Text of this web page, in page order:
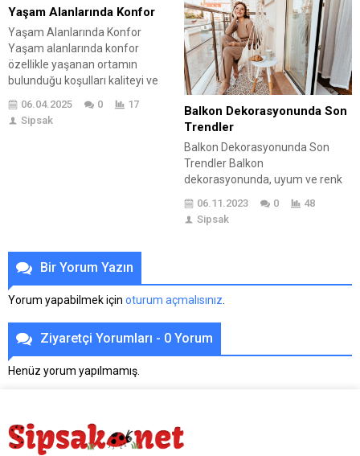
daha huzurlu mutlu olmasını ve
daha...
aydınlık zeminlerde daha soft
renkler tercih edilmelidir.
Karaman ve mat renklerde ise iç
açıcı aydınlık ve canlı renkelr
tercih edilerek ortam daha...
Yaşam Alanlarında Konfor
Yaşam Alanlarında Konfor
Yaşam alanlarında konfor
özellikle yaşanan ortamın
bulunduğu koşulları kaliteyi ve
zamanda da hijyeni ön plana
çıkaran etkendir. Kaliteli bir
06.04.2025 0
17
Sipsak
Balkon Dekorasyonunda Son
Trendler
Balkon Dekorasyonunda Son
Trendler Balkon
dekorasyonunda, uyum ve renk
dokusu ile birbirinden farklı
tarzlarda ahenk yakalanıyor. En
gözde modeller ile küçük ve
dokunuşlar ile balkonlar adeta
manzara kazanıyor. Geniş balkon
tasarımlarının yoğun ilgi gördüğü
yeni Trendler de yuvarlak
salıncak modelleri, tasarımlı...
06.11.2023 0
48
Sipsak
Bir Yorum Yazın
Yorum yapabilmek için oturum açmalısınız.
Ziyaretçi Yorumları - 0 Yorum
Henüz yorum yapılmamış.